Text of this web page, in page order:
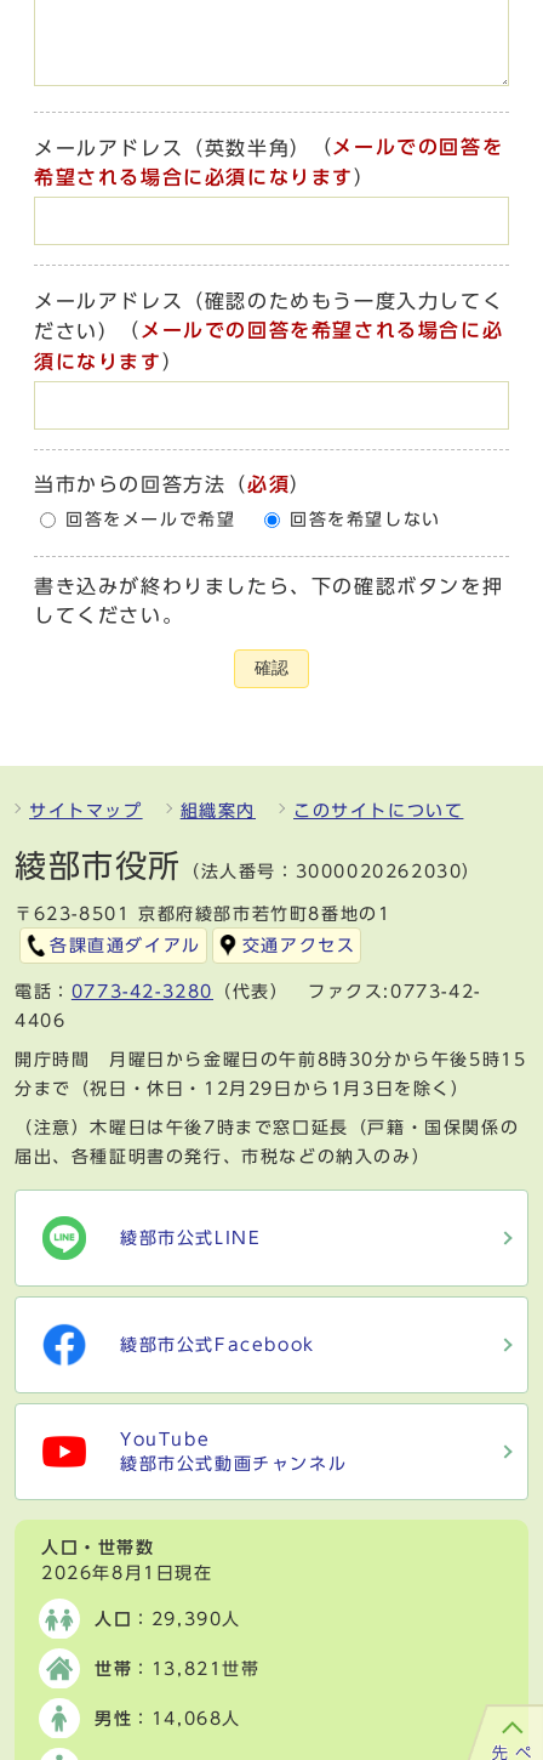
メールアドレス（英数半角） （ メールでの回答を
希望される場合に必須になります ）
メールアドレス（確認のためもう一度入力してく
ださい）
（ メールでの回答を希望される場合に必
須になります ）
当市からの回答方法 （必須）
回答をメールで希望 回答を希望しない
書き込みが終わりましたら、下の確認ボタンを押
してください。
確認
サイトマップ 組織案内 このサイトについて
綾部市役所 （法人番号：3000020262030）
〒623-8501 京都府綾部市若竹町8番地の1
各課直通ダイアル
交通アクセス
電話： 0773-42-3280
（代表） ファクス:0773-42-
4406
開庁時間 月曜日から金曜日の午前8時30分から午後5時15
分まで（祝日・休日・12月29日から1月3日を除く）
（注意）木曜日は午後7時まで窓口延長（戸籍・国保関係の
届出、各種証明書の発行、市税などの納入のみ）
綾部市公式LINE
綾部市公式Facebook
YouTube
綾部市公式動画チャンネル
人口・世帯数
2026年8月1日現在
人口 ：29,390人
世帯 ：13,821世帯
男性 ：14,068人